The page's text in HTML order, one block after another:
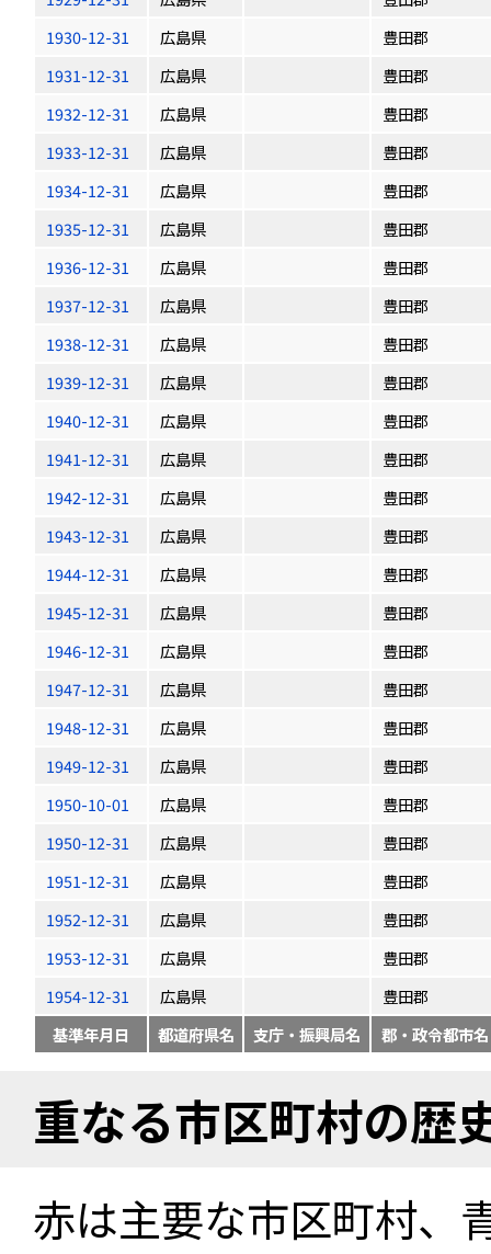
1930-12-31
広島県
豊田郡
1931-12-31
広島県
豊田郡
1932-12-31
広島県
豊田郡
1933-12-31
広島県
豊田郡
1934-12-31
広島県
豊田郡
1935-12-31
広島県
豊田郡
1936-12-31
広島県
豊田郡
1937-12-31
広島県
豊田郡
1938-12-31
広島県
豊田郡
1939-12-31
広島県
豊田郡
1940-12-31
広島県
豊田郡
1941-12-31
広島県
豊田郡
1942-12-31
広島県
豊田郡
1943-12-31
広島県
豊田郡
1944-12-31
広島県
豊田郡
1945-12-31
広島県
豊田郡
1946-12-31
広島県
豊田郡
1947-12-31
広島県
豊田郡
1948-12-31
広島県
豊田郡
1949-12-31
広島県
豊田郡
1950-10-01
広島県
豊田郡
1950-12-31
広島県
豊田郡
1951-12-31
広島県
豊田郡
1952-12-31
広島県
豊田郡
1953-12-31
広島県
豊田郡
1954-12-31
広島県
豊田郡
基準年月日
都道府県名 支庁・振興局名 郡・政令都市名
重なる市区町村の歴
赤は主要な市区町村、